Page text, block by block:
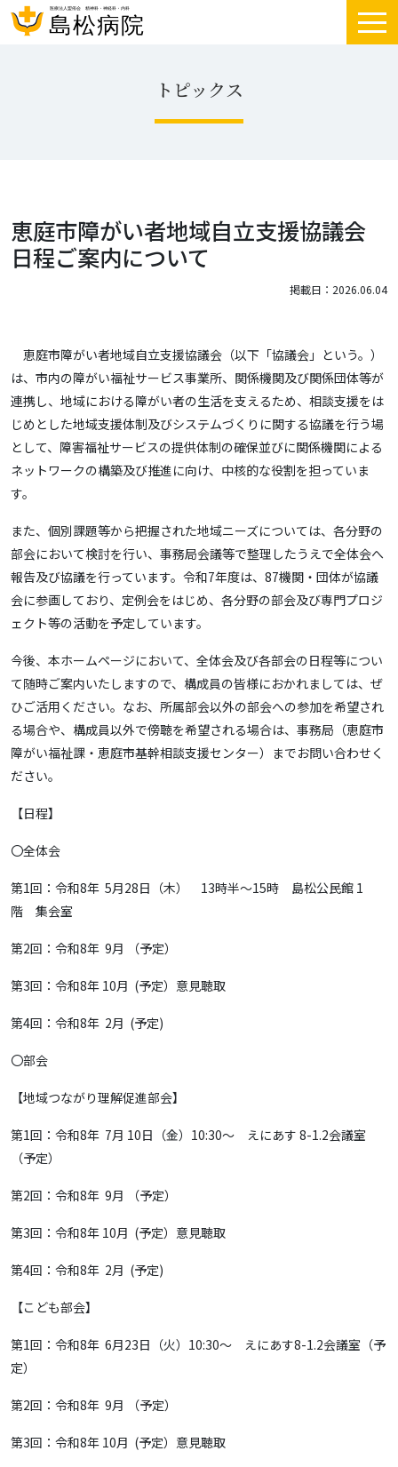
トピックス
恵庭市障がい者地域自立支援協議会
日程ご案内について
掲載日：2026.06.04
恵庭市障がい者地域自立支援協議会（以下「協議会」という。）
は、市内の障がい福祉サービス事業所、関係機関及び関係団体等が
連携し、地域における障がい者の生活を支えるため、相談支援をは
じめとした地域支援体制及びシステムづくりに関する協議を行う場
として、障害福祉サービスの提供体制の確保並びに関係機関による
ネットワークの構築及び推進に向け、中核的な役割を担っていま
す。
また、個別課題等から把握された地域ニーズについては、各分野の
部会において検討を行い、事務局会議等で整理したうえで全体会へ
報告及び協議を行っています。令和7年度は、87機関・団体が協議
会に参画しており、定例会をはじめ、各分野の部会及び専門プロジ
ェクト等の活動を予定しています。
今後、本ホームページにおいて、全体会及び各部会の日程等につい
て随時ご案内いたしますので、構成員の皆様におかれましては、ぜ
ひご活用ください。なお、所属部会以外の部会への参加を希望され
る場合や、構成員以外で傍聴を希望される場合は、事務局（恵庭市
障がい福祉課・恵庭市基幹相談支援センター）までお問い合わせく
ださい。
【日程】
〇全体会
第1回：令和8年 5月28日（木） 13時半～15時 島松公民館 1
階 集会室
第2回：令和8年 9月 （予定）
第3回：令和8年 10月 (予定）意見聴取
第4回：令和8年 2月 (予定)
〇部会
【地域つながり理解促進部会】
第1回：令和8年 7月 10日（金）10:30～ えにあす 8-1.2会議室
（予定）
第2回：令和8年 9月 （予定）
第3回：令和8年 10月 (予定）意見聴取
第4回：令和8年 2月 (予定)
【こども部会】
第1回：令和8年 6月23日（火）10:30～ えにあす8-1.2会議室（予
定）
第2回：令和8年 9月 （予定）
第3回：令和8年 10月 (予定）意見聴取